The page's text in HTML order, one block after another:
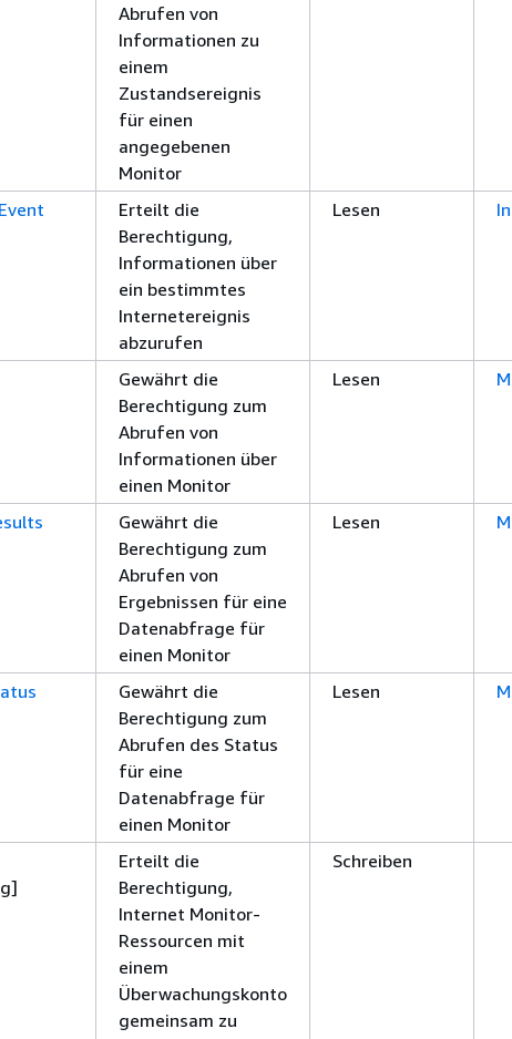
Abrufen von
Informationen zu
einem
Zustandsereignis
für einen
angegebenen
Monitor
Erteilt die
Berechtigung,
Informationen über
ein bestimmtes
Internetereignis
abzurufen
Lesen
Gewährt die
Berechtigung zum
Abrufen von
Informationen über
einen Monitor
Lesen
Gewährt die
Berechtigung zum
Abrufen von
Ergebnissen für eine
Datenabfrage für
einen Monitor
Lesen
Gewährt die
Berechtigung zum
Abrufen des Status
für eine
Datenabfrage für
einen Monitor
Lesen
Erteilt die
Berechtigung,
Internet Monitor-
Ressourcen mit
einem
Überwachungskonto
gemeinsam zu
Schreiben